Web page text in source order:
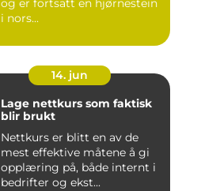
og er fortsatt en hjørnestein
i nors...
14. jun
Lage nettkurs som faktisk
blir brukt
Nettkurs er blitt en av de
mest effektive måtene å gi
opplæring på, både internt i
bedrifter og ekst...